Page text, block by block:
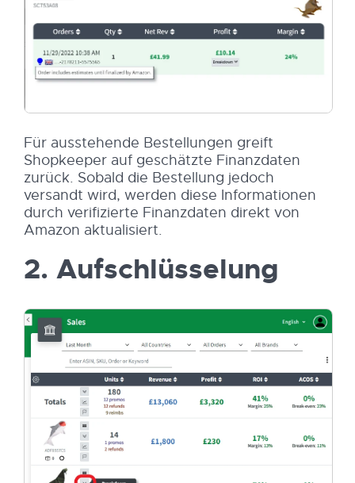
Für ausstehende Bestellungen greift
Shopkeeper auf geschätzte Finanzdaten
zurück. Sobald die Bestellung jedoch
versandt wird, werden diese Informationen
durch verifizierte Finanzdaten direkt von
Amazon aktualisiert.
2. Aufschlüsselung